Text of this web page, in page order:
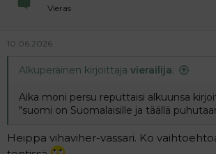
Vieras
10.06.2026
Alkuperäinen kirjoittaja vierailija:
Aika moni persu reputtaisi alkuunsa
"suomi on Suomalaisille ja täällä
Heippa vihaviher-vassari. Ko